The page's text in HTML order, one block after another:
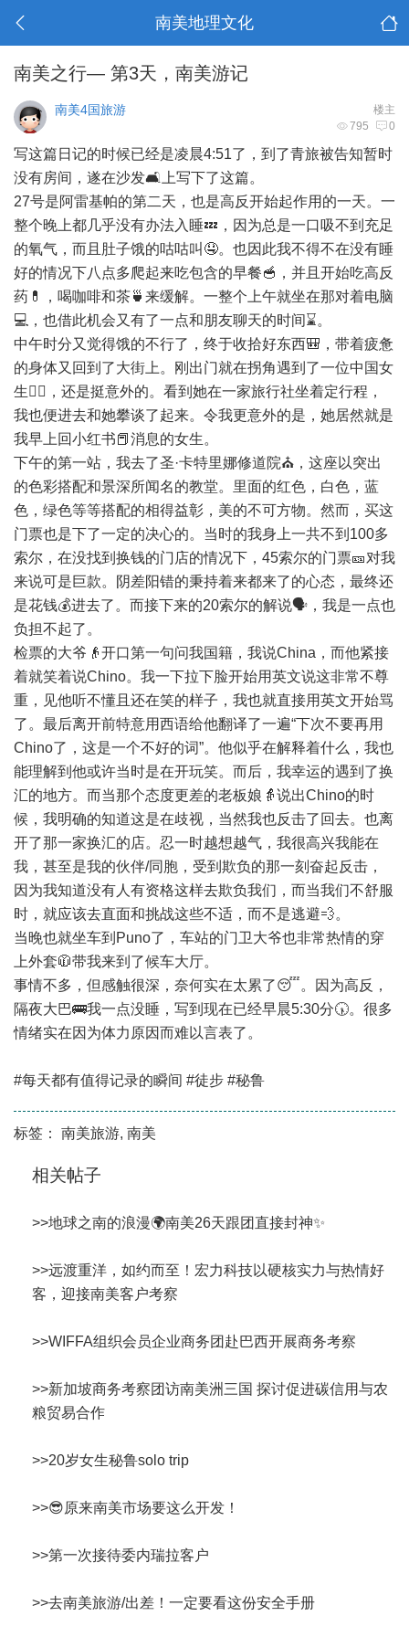
南美地理文化
南美之行— 第3天，南美游记
楼主
南美4国旅游
795 0
写这篇日记的时候已经是凌晨4:51了，到了青旅被告知暂时
没有房间，遂在沙发🛋️上写下了这篇。
27号是阿雷基帕的第二天，也是高反开始起作用的一天。一
整个晚上都几乎没有办法入睡💤，因为总是一口吸不到充足
的氧气，而且肚子饿的咕咕叫🤤。也因此我不得不在没有睡
好的情况下八点多爬起来吃包含的早餐🥣，并且开始吃高反
药💊，喝咖啡和茶🍵来缓解。一整个上午就坐在那对着电脑
💻，也借此机会又有了一点和朋友聊天的时间⌛️。
中午时分又觉得饿的不行了，终于收拾好东西🎒，带着疲惫
的身体又回到了大街上。刚出门就在拐角遇到了一位中国女
生🧍‍♀️，还是挺意外的。看到她在一家旅行社坐着定行程，
我也便进去和她攀谈了起来。令我更意外的是，她居然就是
我早上回小红书📕消息的女生。
下午的第一站，我去了圣·卡特里娜修道院⛪️，这座以突出
的色彩搭配和景深所闻名的教堂。里面的红色，白色，蓝
色，绿色等等搭配的相得益彰，美的不可方物。然而，买这
门票也是下了一定的决心的。当时的我身上一共不到100多
索尔，在没找到换钱的门店的情况下，45索尔的门票🎫对我
来说可是巨款。阴差阳错的秉持着来都来了的心态，最终还
是花钱💰进去了。而接下来的20索尔的解说🗣️，我是一点也
负担不起了。
检票的大爷👴开口第一句问我国籍，我说China，而他紧接
着就笑着说Chino。我一下拉下脸开始用英文说这非常不尊
重，见他听不懂且还在笑的样子，我也就直接用英文开始骂
了。最后离开前特意用西语给他翻译了一遍“下次不要再用
Chino了，这是一个不好的词”。他似乎在解释着什么，我也
能理解到他或许当时是在开玩笑。而后，我幸运的遇到了换
汇的地方。而当那个态度更差的老板娘👵说出Chino的时
候，我明确的知道这是在歧视，当然我也反击了回去。也离
开了那一家换汇的店。忍一时越想越气，我很高兴我能在
我，甚至是我的伙伴/同胞，受到欺负的那一刻奋起反击，
因为我知道没有人有资格这样去欺负我们，而当我们不舒服
时，就应该去直面和挑战这些不适，而不是逃避💨。
当晚也就坐车到Puno了，车站的门卫大爷也非常热情的穿
上外套🧥带我来到了候车大厅。
事情不多，但感触很深，奈何实在太累了😴。因为高反，
隔夜大巴🚌我一点没睡，写到现在已经早晨5:30分🕠。很多
情绪实在因为体力原因而难以言表了。
#每天都有值得记录的瞬间 #徒步 #秘鲁
标签： 南美旅游, 南美
相关帖子
>>地球之南的浪漫🌍南美26天跟团直接封神✨
>>远渡重洋，如约而至！宏力科技以硬核实力与热情好
客，迎接南美客户考察
>>WIFFA组织会员企业商务团赴巴西开展商务考察
>>新加坡商务考察团访南美洲三国 探讨促进碳信用与农
粮贸易合作
>>20岁女生秘鲁solo trip
>>😎原来南美市场要这么开发！
>>第一次接待委内瑞拉客户
>>去南美旅游/出差！一定要看这份安全手册